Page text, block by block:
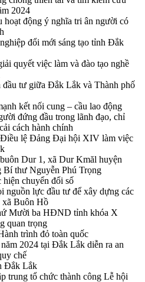
2024
động ý nghĩa tri ân người có
đổi mới sáng tạo tỉnh Đắk
quyết việc làm và đào tạo nghề
đầu tư giữa Đắk Lắk và Thành phố
kết nối cung – cầu lao động
đứng đầu trong lãnh đạo, chỉ
cách hành chính
Điều lệ Đảng Đại hội XIV làm việc
Dur 1, xã Dur Kmăl huyện
thư Nguyễn Phú Trọng
chuyển đổi số
nguồn lực đầu tư để xây dựng các
xã Buôn Hồ
Mười ba HĐND tỉnh khóa X
quan trọng
trình đỏ toàn quốc
2024 tại Đắk Lắk diễn ra an
chế
Đắk Lắk
trung tổ chức thành công Lễ hội